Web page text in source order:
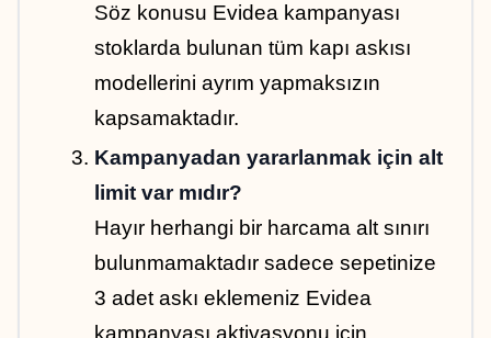
Söz konusu Evidea kampanyası
stoklarda bulunan tüm kapı askısı
modellerini ayrım yapmaksızın
kapsamaktadır.
Kampanyadan yararlanmak için alt
limit var mıdır?
Hayır herhangi bir harcama alt sınırı
bulunmamaktadır sadece sepetinize
3 adet askı eklemeniz Evidea
kampanyası aktivasyonu için